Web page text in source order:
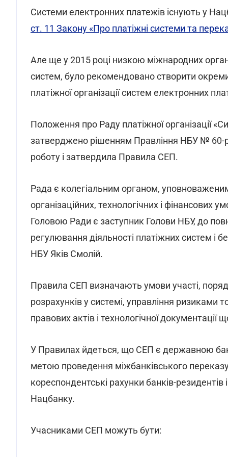
Системи електронних платежів існують у
ст. 11 Закону «Про платіжні системи та
Але ще у 2015 році низкою міжнародних
систем, було рекомендовано створити
платіжної організації систем електронних
Положення про Раду платіжної організації
затверджено рішенням Правління НБУ № 60-
роботу і затвердила Правила СЕП.
Рада є колегіальним органом,
організаційних, технологічних і
Головою Ради є заступник Голови НБУ, до
регулювання діяльності платіжних систем і
НБУ Яків Смолій.
Правила СЕП визначають умови участі,
розрахунків у системі, управління
правових актів і технологічної документації
У Правилах йдеться, що СЕП є державною
метою проведення міжбанківського
кореспондентські рахунки банків-
Нацбанку.
Учасниками СЕП можуть бути: